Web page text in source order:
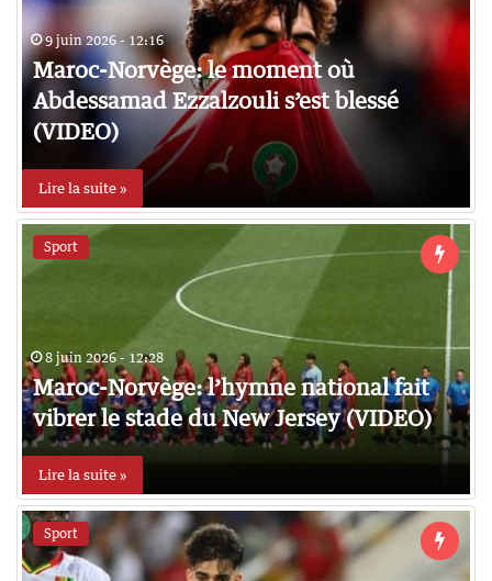
9 juin 2026 - 12:16
Maroc-Norvège: le moment où
Abdessamad Ezzalzouli s’est blessé
(VIDEO)
Lire la suite »
Sport
8 juin 2026 - 12:28
Maroc-Norvège: l’hymne national fait
vibrer le stade du New Jersey (VIDEO)
Lire la suite »
Sport